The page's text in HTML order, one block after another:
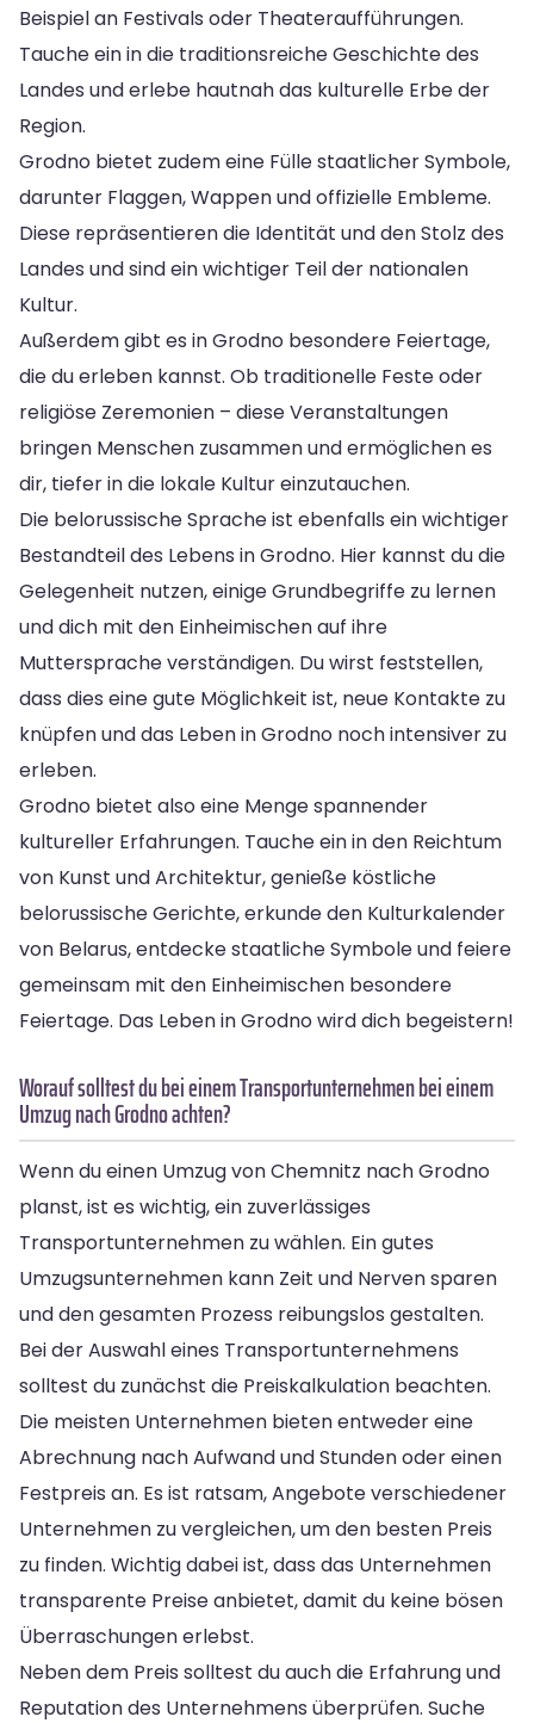
Beispiel an Festivals oder Theateraufführungen.
Tauche ein in die traditionsreiche Geschichte des
Landes und erlebe hautnah das kulturelle Erbe der
Region.
Grodno bietet zudem eine Fülle staatlicher Symbole,
darunter Flaggen, Wappen und offizielle Embleme.
Diese repräsentieren die Identität und den Stolz des
Landes und sind ein wichtiger Teil der nationalen
Kultur.
Außerdem gibt es in Grodno besondere Feiertage,
die du erleben kannst. Ob traditionelle Feste oder
religiöse Zeremonien – diese Veranstaltungen
bringen Menschen zusammen und ermöglichen es
dir, tiefer in die lokale Kultur einzutauchen.
Die belorussische Sprache ist ebenfalls ein wichtiger
Bestandteil des Lebens in Grodno. Hier kannst du die
Gelegenheit nutzen, einige Grundbegriffe zu lernen
und dich mit den Einheimischen auf ihre
Muttersprache verständigen. Du wirst feststellen,
dass dies eine gute Möglichkeit ist, neue Kontakte zu
knüpfen und das Leben in Grodno noch intensiver zu
erleben.
Grodno bietet also eine Menge spannender
kultureller Erfahrungen. Tauche ein in den Reichtum
von Kunst und Architektur, genieße köstliche
belorussische Gerichte, erkunde den Kulturkalender
von Belarus, entdecke staatliche Symbole und feiere
gemeinsam mit den Einheimischen besondere
Feiertage. Das Leben in Grodno wird dich begeistern!
Worauf solltest du bei einem Transportunternehmen bei einem
Umzug nach Grodno achten?
Wenn du einen Umzug von Chemnitz nach Grodno
planst, ist es wichtig, ein zuverlässiges
Transportunternehmen zu wählen. Ein gutes
Umzugsunternehmen kann Zeit und Nerven sparen
und den gesamten Prozess reibungslos gestalten.
Bei der Auswahl eines Transportunternehmens
solltest du zunächst die Preiskalkulation beachten.
Die meisten Unternehmen bieten entweder eine
Abrechnung nach Aufwand und Stunden oder einen
Festpreis an. Es ist ratsam, Angebote verschiedener
Unternehmen zu vergleichen, um den besten Preis
zu finden. Wichtig dabei ist, dass das Unternehmen
transparente Preise anbietet, damit du keine bösen
Überraschungen erlebst.
Neben dem Preis solltest du auch die Erfahrung und
Reputation des Unternehmens überprüfen. Suche